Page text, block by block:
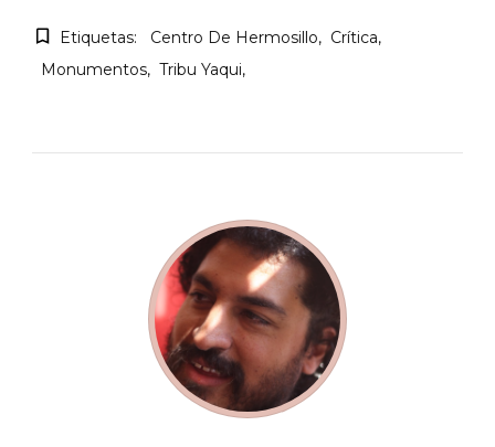
Etiquetas: Centro De Hermosillo
Crítica
Monumentos
Tribu Yaqui